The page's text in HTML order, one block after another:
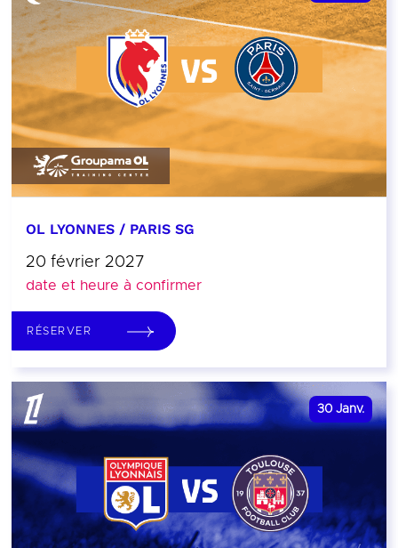
OL LYONNES / PARIS SG
20 février 2027
date et heure à confirmer
RÉSERVER
30 Janv.